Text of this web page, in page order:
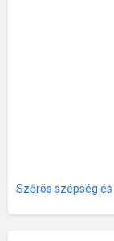
Szőrös szépség